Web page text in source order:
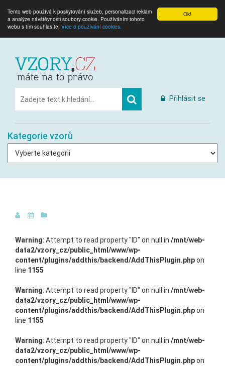
Ok!
Tento web používá k poskytování služeb, personalizaci reklam
a analýze návštěvnosti soubory cookie. Používáním tohoto
webu s tím souhlasíte. Více o používání cookies.
Přihlásit se
Kategorie vzorů
Warning: Attempt to read property "ID" on null in /mnt/web-
data2/vzory_cz/public_html/www/wp-
content/plugins/addthis/backend/AddThisPlugin.phpon
line 1155
Warning: Attempt to read property "ID" on null in /mnt/web-
data2/vzory_cz/public_html/www/wp-
content/plugins/addthis/backend/AddThisPlugin.phpon
line 1155
Warning: Attempt to read property "ID" on null in /mnt/web-
data2/vzory_cz/public_html/www/wp-
content/plugins/addthis/backend/AddThisPlugin.phpon